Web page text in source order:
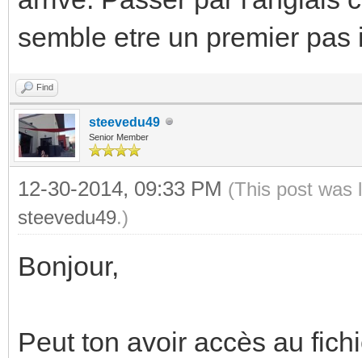
semble etre un premier pas
Find
steevedu49
Senior Member
12-30-2014, 09:33 PM (This post was
steevedu49.)
Bonjour,
Peut ton avoir accès au